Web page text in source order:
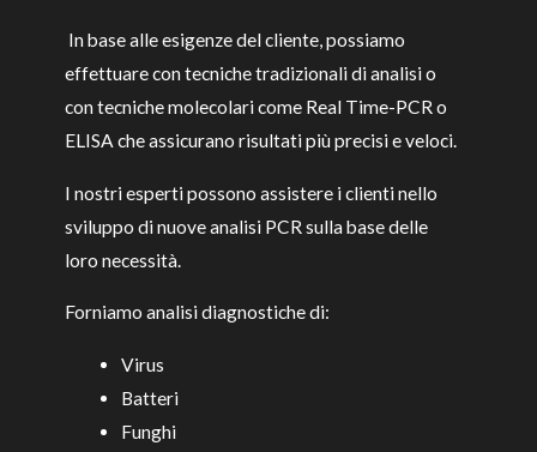
In base alle esigenze del cliente, possiamo
effettuare con tecniche tradizionali di analisi o
con tecniche molecolari come Real Time-PCR o
ELISA che assicurano risultati più precisi e veloci.
I nostri esperti possono assistere i clienti nello
sviluppo di nuove analisi PCR sulla base delle
loro necessità.
Forniamo analisi diagnostiche di:
Virus
Batteri
Funghi